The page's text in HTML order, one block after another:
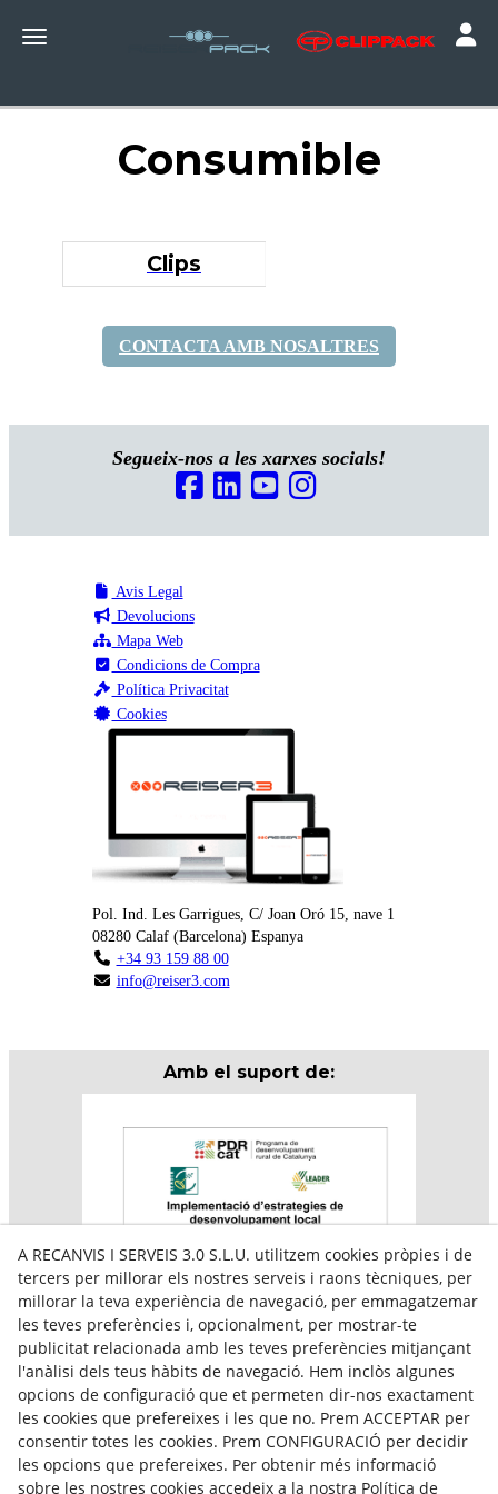
Toggle navigation
Consumible
Clips
CONTACTA AMB NOSALTRES
Segueix-nos a les xarxes socials!
Avis Legal
Devolucions
Mapa Web
Condicions de Compra
Política Privacitat
Cookies
Pol. Ind. Les Garrigues, C/ Joan Oró 15, nave 1
08280 Calaf (Barcelona) Espanya
+34 93 159 88 00
info@reiser3.com
Amb el suport de:
Aquesta empresa participa en el programa per a la
contractació de persones en situació de major
vulnerabilitat,
subvencionat pel Servei Públic d’Ocupació de Catalunya i
amb el cofinançament del Fons Social Europeu Plus
A RECANVIS I SERVEIS 3.0 S.L.U. utilitzem cookies pròpies i de
tercers per millorar els nostres serveis i raons tècniques, per
millorar la teva experiència de navegació, per emmagatzemar
les teves preferències i, opcionalment, per mostrar-te
publicitat relacionada amb les teves preferències mitjançant
l'anàlisi dels teus hàbits de navegació. Hem inclòs algunes
opcions de configuració que et permeten dir-nos exactament
les cookies que prefereixes i les que no. Prem ACCEPTAR per
consentir totes les cookies. Prem CONFIGURACIÓ per decidir
les opcions que prefereixes. Per obtenir més informació
sobre les nostres cookies accedeix a la nostra Política de